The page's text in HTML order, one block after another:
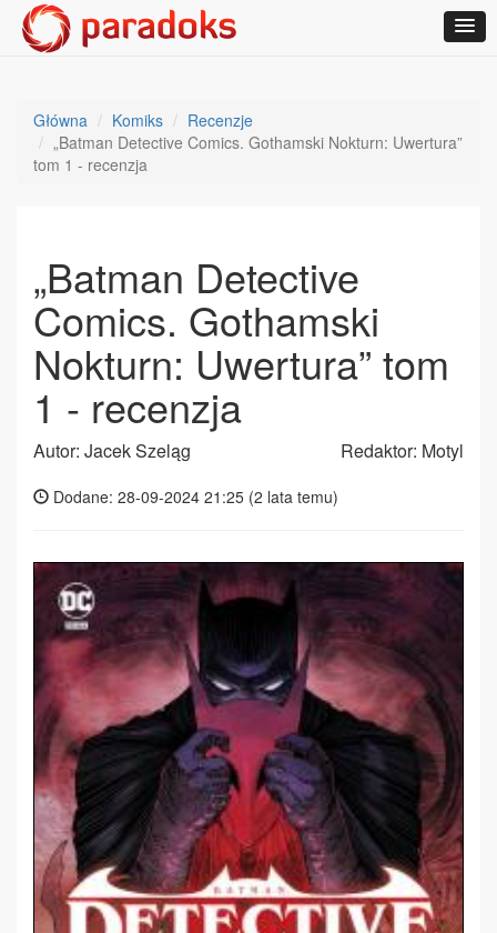
Główna Komiks
Recenzje
„Batman Detective Comics. Gothamski Nokturn: Uwertura”
tom 1 - recenzja
„Batman Detective
Comics. Gothamski
Nokturn: Uwertura” tom
1 - recenzja
Autor: Jacek Szeląg Redaktor: Motyl
Dodane: 28-09-2024 21:25 (2 lata temu)